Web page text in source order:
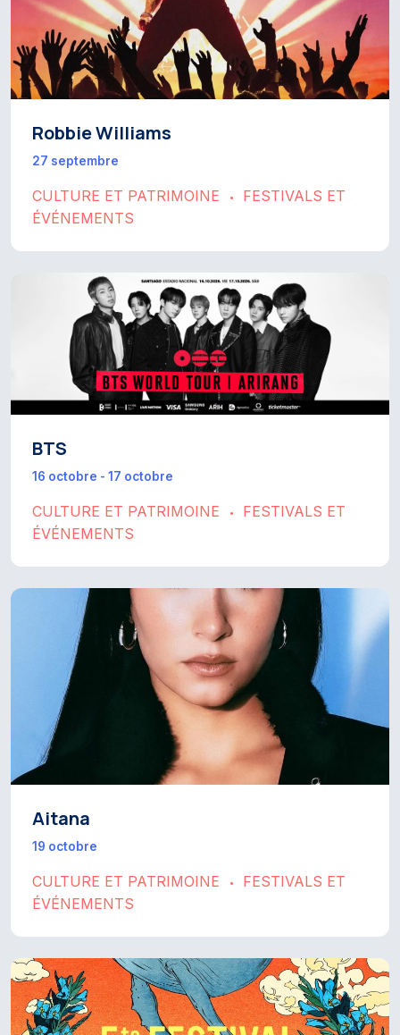
Robbie Williams
27 septembre
CULTURE ET PATRIMOINE •
FESTIVALS ET
ÉVÉNEMENTS
BTS
16 octobre - 17 octobre
CULTURE ET PATRIMOINE •
FESTIVALS ET
ÉVÉNEMENTS
Aitana
19 octobre
CULTURE ET PATRIMOINE •
FESTIVALS ET
ÉVÉNEMENTS